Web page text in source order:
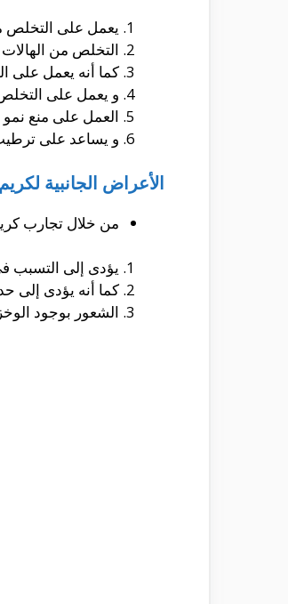
يعمل على التخلص
التخلص من الهالات
كما أنه يعمل على
و يعمل على
العمل على منع نمو
و يساعد على
الأعراض الجانبية
من خلال تجارب
يؤدى إلى التسبب
كما أنه يؤدى إلى
الشعور بوجود